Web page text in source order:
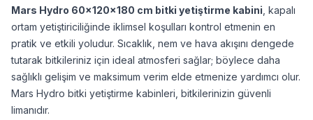
Mars Hydro 60x120x180 cm bitki yetiştirme kabini , kapalı
ortam yetiştiriciliğinde iklimsel koşulları kontrol etmenin en
pratik ve etkili yoludur. Sıcaklık, nem ve hava akışını dengede
tutarak bitkileriniz için ideal atmosferi sağlar; böylece daha
sağlıklı gelişim ve maksimum verim elde etmenize yardımcı olur.
Mars Hydro bitki yetiştirme kabinleri, bitkilerinizin güvenli
limanıdır.